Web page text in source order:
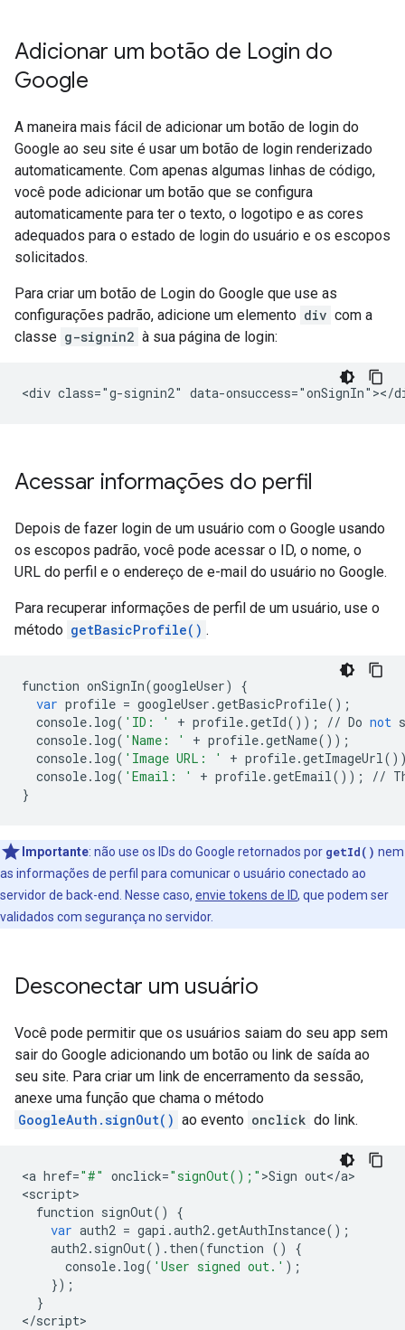
Adicionar um botão de Login do
Google
A maneira mais fácil de adicionar um botão de login do
Google ao seu site é usar um botão de login renderizado
automaticamente. Com apenas algumas linhas de código,
você pode adicionar um botão que se configura
automaticamente para ter o texto, o logotipo e as cores
adequados para o estado de login do usuário e os escopos
solicitados.
Para criar um botão de Login do Google que use as
configurações padrão, adicione um elemento div com a
classe g-signin2 à sua página de login:
Acessar informações do perfil
Depois de fazer login de um usuário com o Google usando
os escopos padrão, você pode acessar o ID, o nome, o
URL do perfil e o endereço de e-mail do usuário no Google.
Para recuperar informações de perfil de um usuário, use o
método getBasicProfile() .
function onSignIn(googleUser)
{
var profile = googleUser .getBasicProfile();
console. log( 'ID: ' + profile.getId()); // Do not
console. log( 'Name: ' + profile.getName());
console. log( 'Image URL: ' + profile.getImageUrl
console. log( 'Email: ' + profile.getEmail()); //
}
Importante: não use os IDs do Google retornados por getId() nem
as informações de perfil para comunicar o usuário conectado ao
servidor de back-end. Nesse caso, envie tokens de ID, que podem ser
validados com segurança no servidor.
Desconectar um usuário
Você pode permitir que os usuários saiam do seu app sem
sair do Google adicionando um botão ou link de saída ao
seu site. Para criar um link de encerramento da sessão,
anexe uma função que chama o método
GoogleAuth.signOut() ao evento onclick do link.
<a href="#" onclick="signOut();" >Sign out</a>
<script
function signOut()
{
var auth2 = gapi .auth2.getAuthInstance();
auth2. signOut() . then(function ()
{
console. log( 'User signed out.' );
});
}
</script